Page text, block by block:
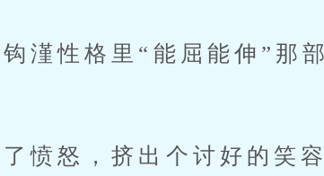
性格里“能屈能伸”那部
怒，挤出个讨好的笑容